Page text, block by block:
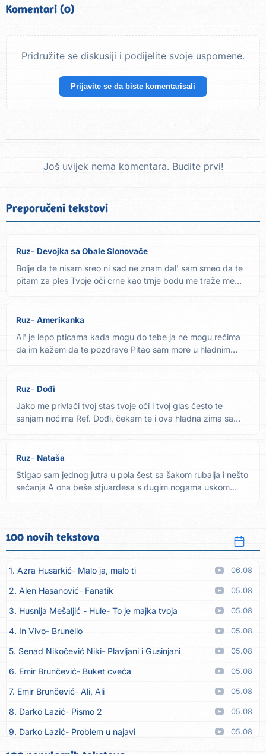
Komentari (0)
Pridružite se diskusiji i podijelite svoje uspomene.
Prijavite se da biste komentarisali
Još uvijek nema komentara. Budite prvi!
Preporučeni tekstovi
Ruz Devojka sa Obale Slonovače
Bolje da te nisam sreo ni sad ne znam dal' sam smeo da te
pitam za ples Tvoje oči crne kao trnje bodu me traže me
Ruz Amerikanka
Al' je lepo pticama kada mogu do tebe ja ne mogu rečima
da im kažem da te pozdrave Pitao sam more u hladnim
Ruz Dođi
Jako me privlači tvoj stas tvoje oči i tvoj glas često te
sanjam noćima Ref. Dođi, čekam te i ova hladna zima sa
Ruz Nataša
Stigao sam jednog jutra u pola šest sa šakom rubalja i nešto
sećanja A ona beše stjuardesa s dugim nogama uskom
100 novih tekstova
1. Azra Husarkić Malo ja, malo ti 06.08
2. Alen Hasanović Fanatik 05.08
3. Husnija Mešaljić - Hule To je majka tvoja 05.08
4. In Vivo Brunello 05.08
5. Senad Nikočević Niki Plavljani i Gusinjani 05.08
6. Emir Brunčević Buket cveća 05.08
7. Emir Brunčević Ali, Ali 05.08
8. Darko Lazić Pismo 2 05.08
9. Darko Lazić Problem u najavi 05.08
10. Aleksandra Đuranović Kao zver